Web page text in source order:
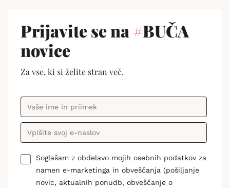
Prijavite se na#BUČA
novice
Za vse, ki si želite stran več.
Soglašam z obdelavo mojih osebnih podatkov za
namen e-marketinga in obveščanja (pošiljanje
novic, aktualnih ponudb, obveščanje o